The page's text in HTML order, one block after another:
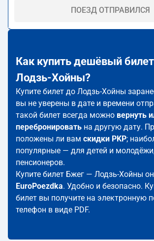
ПОЕЗД ОТПРАВИЛСЯ
Как купить дешёвый
Лодзь-Хойны?
Купите билет до Лодзь-Хойны
вы не уверены в дате и времени
такой билет всегда можно вернуть
перебронировать на другую дату.
положены ли вам скидки PKP;
популярные — для детей и
пенсионеров.
Купите билет Бжег — Лодзь-Хойны
EuroPoezdka. Удобно и безопасно.
билет вы получите на электронную
телефон в виде PDF.